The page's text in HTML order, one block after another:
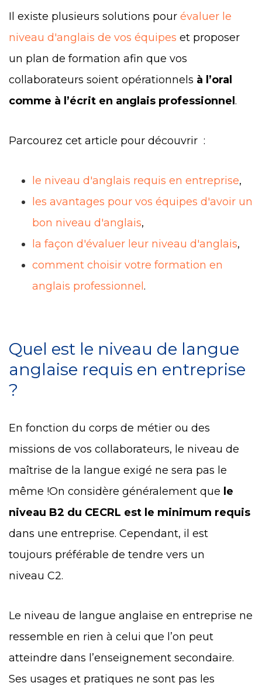
Il existe plusieurs solutions pour évaluer le
niveau d'anglais de vos équipes et proposer
un plan de formation afin que vos
collaborateurs soient opérationnels à l’oral
comme à l’écrit en anglais professionnel .
Parcourez cet article pour découvrir :
le niveau d'anglais requis en entreprise,
les avantages pour vos équipes d'avoir un
bon niveau d'anglais,
la façon d'évaluer leur niveau d'anglais,
comment choisir votre formation en
anglais professionnel .
Quel est le niveau de langue
anglaise requis en entreprise
?
En fonction du corps de métier ou des
missions de vos collaborateurs, le niveau de
maîtrise de la langue exigé ne sera pas le
même !On considère généralement que le
niveau B2 du CECRL est le minimum requis
dans une entreprise. Cependant, il est
toujours préférable de tendre vers un
niveau C2.
Le niveau de langue anglaise en entreprise ne
ressemble en rien à celui que l’on peut
atteindre dans l’enseignement secondaire.
Ses usages et pratiques ne sont pas les